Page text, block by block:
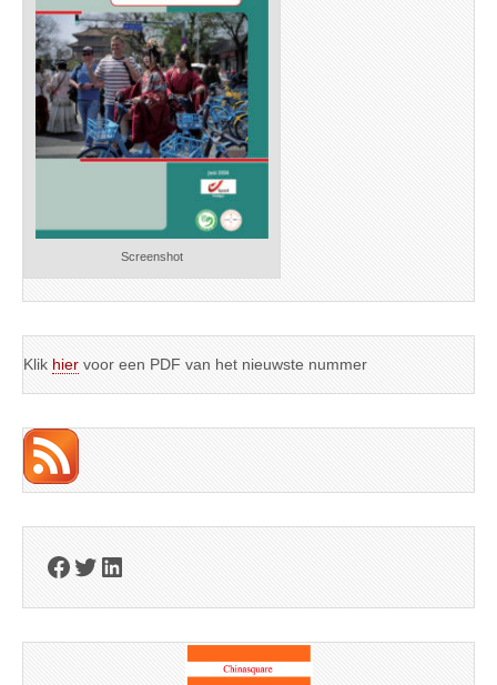
Screenshot
Klik hier voor een PDF van het nieuwste nummer
Facebook
Twitter
LinkedIn